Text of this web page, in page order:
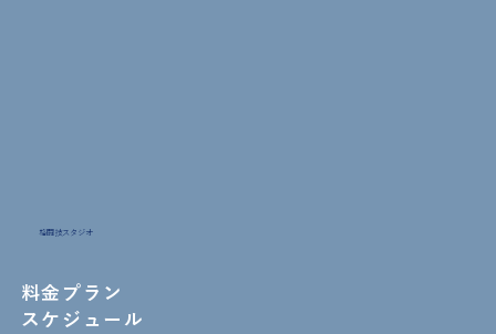
格闘技スタジオ
料金プラン
スケジュール